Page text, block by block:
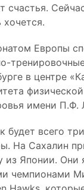
счастья.
хочется.
Европы
в центре
имени П.Ф.
будет всего
На Сахалин
из Японии. Они
чемпионами